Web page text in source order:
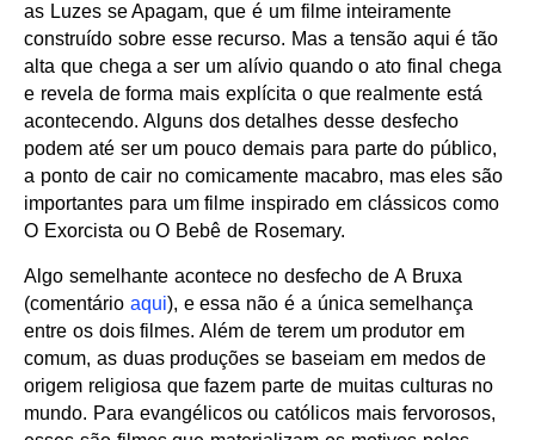
as Luzes se Apagam, que é um filme inteiramente
construído sobre esse recurso. Mas a tensão aqui é tão
alta que chega a ser um alívio quando o ato final chega
e revela de forma mais explícita o que realmente está
acontecendo. Alguns dos detalhes desse desfecho
podem até ser um pouco demais para parte do público,
a ponto de cair no comicamente macabro, mas eles são
importantes para um filme inspirado em clássicos como
O Exorcista ou O Bebê de Rosemary.
Algo semelhante acontece no desfecho de A Bruxa
(comentário aqui), e essa não é a única semelhança
entre os dois filmes. Além de terem um produtor em
comum, as duas produções se baseiam em medos de
origem religiosa que fazem parte de muitas culturas no
mundo. Para evangélicos ou católicos mais fervorosos,